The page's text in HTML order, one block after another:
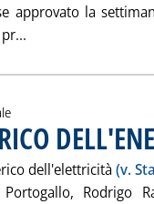
approvato la
dell'elettricità(v.
Rodrigo